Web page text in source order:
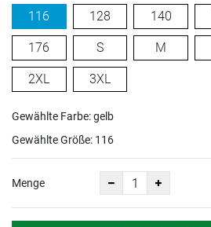
116 128 140
176 S M
2XL 3XL
Gewählte Farbe: gelb
Gewählte Größe: 116
Menge